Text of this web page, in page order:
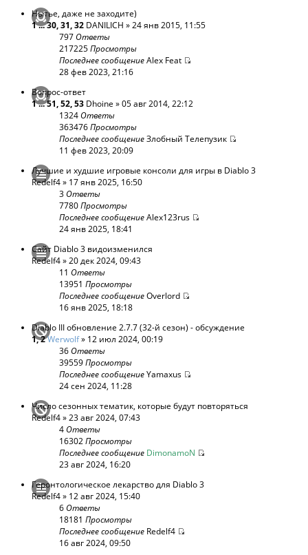
Нытье, даже не заходите)
1...30,31,32 DANILICH » 24 янв 2015, 11:55
797Ответы
217225Просмотры
Последнее сообщениеAlex Feat
28 фев 2023, 21:16
Вопрос-ответ
1...51,52,53 Dhoine » 05 авг 2014, 22:12
1324Ответы
363476Просмотры
Последнее сообщениеЗлобный Телепузик
11 фев 2023, 20:09
Лучшие и худшие игровые консоли для игры в Diablo 3
Redelf4» 17 янв 2025, 16:50
3Ответы
7780Просмотры
Последнее сообщениеAlex123rus
24 янв 2025, 18:41
Сайт Diablo 3 видоизменился
Redelf4» 20 дек 2024, 09:43
11 Ответы
13951 Просмотры
Последнее сообщениеOverlord
16 янв 2025, 18:18
Diablo III обновление 2.7.7 (32-й сезон) - обсуждение
1,2Werwolf» 12 июл 2024, 00:19
36Ответы
39559Просмотры
Последнее сообщениеYamaxus
24 сен 2024, 11:28
Число сезонных тематик, которые будут повторяться
Redelf4» 23 авг 2024, 07:43
4Ответы
16302Просмотры
Последнее сообщение DimonamoN
23 авг 2024, 16:20
Геронтологическое лекарство для Diablo 3
Redelf4» 12 авг 2024, 15:40
6Ответы
18181 Просмотры
Последнее сообщение Redelf4
16 авг 2024, 09:50